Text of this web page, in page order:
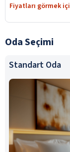
Fiyatları görmek
Oda Seçimi
Standart Oda